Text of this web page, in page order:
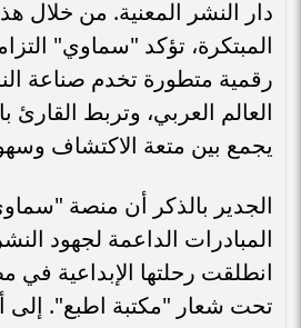
دار النشر المعنية. من خلال
المبتكرة، تؤكد "سماوي"
رقمية متطورة تخدم صناعة
العالم العربي، وتربط القارئ
يجمع بين متعة الاكتشاف
الجدير بالذكر أن منصة
المبادرات الداعمة لجهود
تحت شعار "مكتبة اطبع". إلى